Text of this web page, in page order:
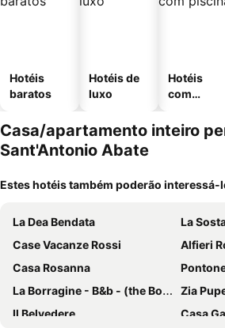
Hotéis
baratos
Hotéis de
luxo
Hotéis
com
Casa/apartamento inteiro
Sant'Antonio Abate
Estes hotéis também poderão interessá-
La Dea Bendata
La
Case Vacanze Rossi
Alfieri
Casa Rosanna
La Borragine - B&b - (the Borage)
Zia
Il Belvedere
Casa